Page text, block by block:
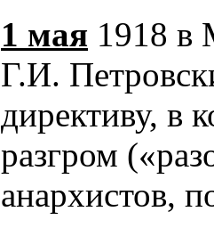
1 мая 1918 в
Г.И.
директиву, в
разгром
анархистов,